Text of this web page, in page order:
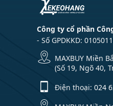
Công ty cổ phần
- Số GPDKKD:
MAXBUY Miền
(Số 19, Ngõ 40,
Điện thoại: 024